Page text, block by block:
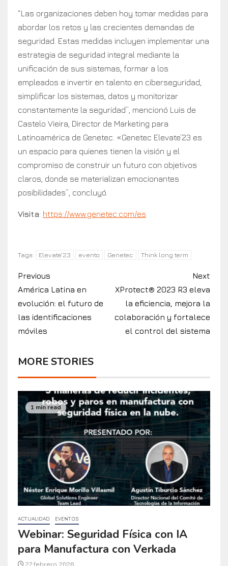
“Las organizaciones deben hoy tomar medidas para
abordar los retos y las crecientes demandas de
seguridad. Estas medidas incluyen implementar una
estrategia de seguridad integral mediante la
unificación de sus sistemas, formar a los
empleados e invertir en talento en ciberseguridad,
simplificar los sistemas, datos y monitorizar
constantemente la seguridad”, mencionó Luis de
Castelo Vieira, Director de Marketing para
Latinoamérica de Genetec. «Genetec Elevate’23 es
un espacio para quienes tienen la visión y el
compromiso de construir un futuro con objetivos
claros, donde se materializan emocionantes
posibilidades”, concluyó.
Visita: https://www.genetec.com/es
Tags: Elevate'23 evento Genetec Think long term
Previous
América Latina en
evolución: el futuro de
las identificaciones
móviles
Next
XProtect® 2023 R3 eleva
la eficiencia, mejora la
colaboración y fortalece
el control del sistema
MORE STORIES
1 min read
ACTUALIDAD EVENTOS
Webinar: Seguridad Física con IA
para Manufactura con Verkada
27 febrero, 2026